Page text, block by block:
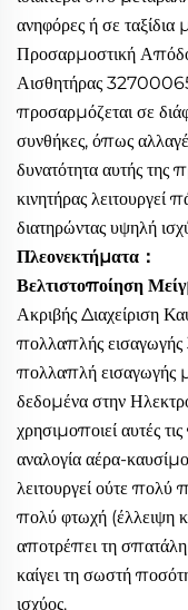
ανηφόρες ή σε ταξίδια
Προσαρμοστική
Αισθητήρας 32700065
προσαρμόζεται σε
συνθήκες, όπως
δυνατότητα αυτής της
κινητήρας λειτουργεί
διατηρώντας υψηλή
Πλεονεκτήματα：
Βελτιστοποίηση
Ακριβής Διαχείριση
πολλαπλής
πολλαπλή εισαγωγής
δεδομένα στην
χρησιμοποιεί αυτές
αναλογία αέρα-
λειτουργεί ούτε πολύ
πολύ φτωχή (έλλειψη
αποτρέπει τη σπατάλη
καίγει τη σωστή
ισχύος.